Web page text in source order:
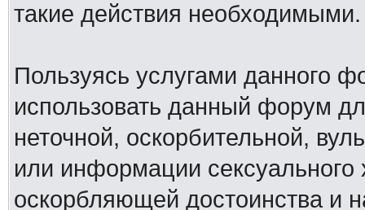
такие действия необходимыми.
Пользуясь услугами данного
использовать данный форум
неточной, оскорбительной,
или информации
оскорбляющей достоинства и